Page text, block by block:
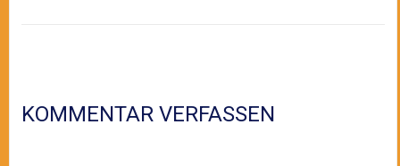
KOMMENTAR VERFASSEN